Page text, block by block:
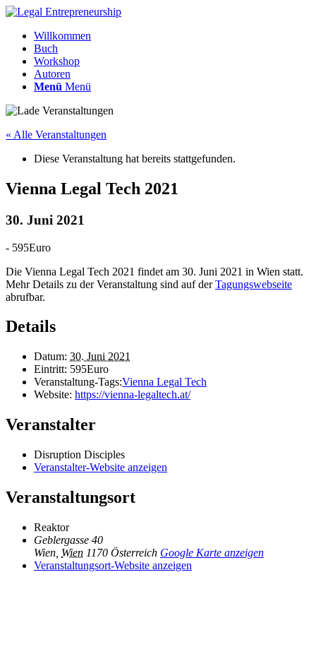
Willkommen
Buch
Workshop
Autoren
Menü Menü
« Alle Veranstaltungen
Diese Veranstaltung hat bereits stattgefunden.
Vienna Legal Tech 2021
30. Juni 2021
- 595Euro
Die Vienna Legal Tech 2021 findet am 30. Juni 2021 in Wien statt.
Mehr Details zu der Veranstaltung sind auf derTagungswebseite
abrufbar.
Details
Datum: 30. Juni 2021
Eintritt: 595Euro
Veranstaltung-Tags:Vienna Legal Tech
Website: https://vienna-legaltech.at/
Veranstalter
Disruption Disciples
Veranstalter-Website anzeigen
Veranstaltungsort
Reaktor
Geblergasse 40
Wien Wien 1170 Österreich Google Karte anzeigen
Veranstaltungsort-Website anzeigen